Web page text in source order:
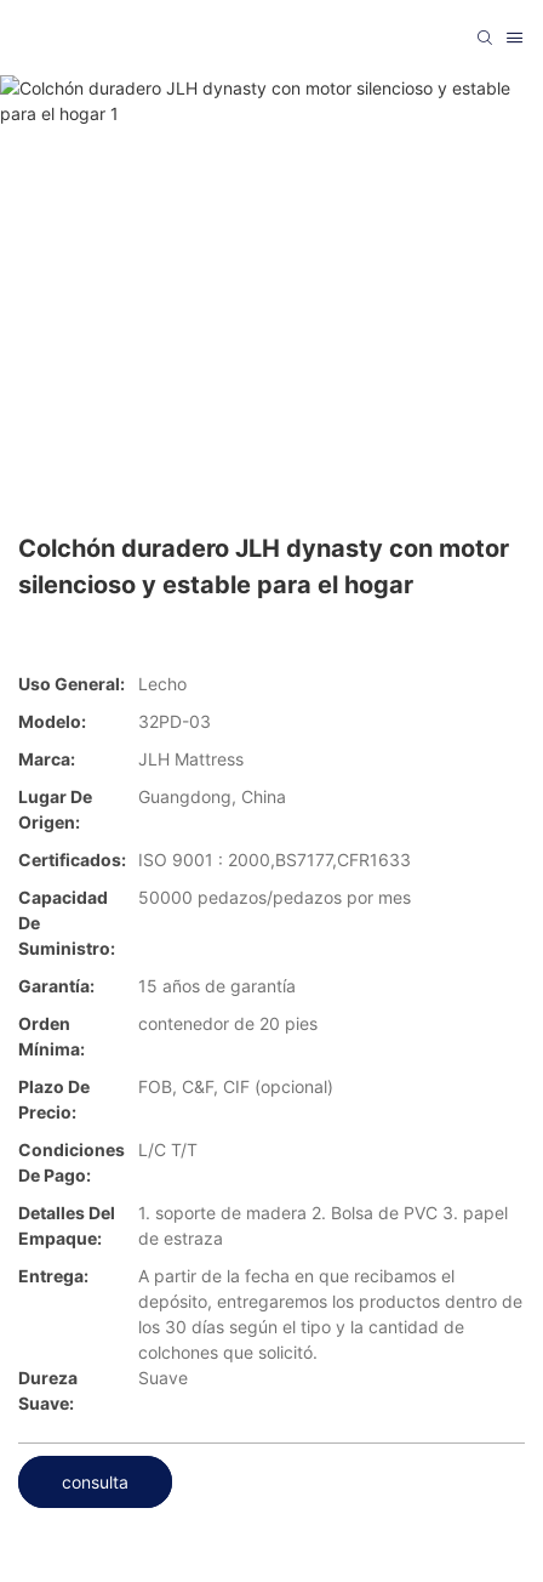
Colchón duradero JLH dynasty con motor
silencioso y estable para el hogar
Uso General:
Lecho
Modelo:
32PD-03
Marca:
JLH Mattress
Lugar De
Origen:
Guangdong, China
Certificados:
ISO 9001 : 2000,BS7177,CFR1633
Capacidad
De
Suministro:
50000 pedazos/pedazos por mes
Garantía:
15 años de garantía
Orden
Mínima:
contenedor de 20 pies
Plazo De
Precio:
FOB, C&F, CIF (opcional)
Condiciones
De Pago:
L/C T/T
Detalles Del
Empaque:
1. soporte de madera 2. Bolsa de PVC 3. papel
de estraza
Entrega:
A partir de la fecha en que recibamos el
depósito, entregaremos los productos dentro de
los 30 días según el tipo y la cantidad de
colchones que solicitó.
Dureza
Suave:
Suave
consulta